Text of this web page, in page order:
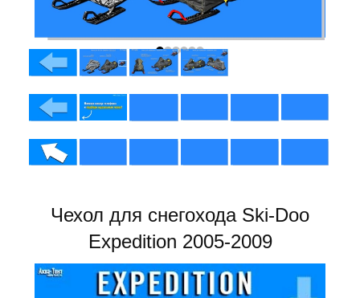
Чехол для снегохода Ski-Doo
Expedition 2005-2009